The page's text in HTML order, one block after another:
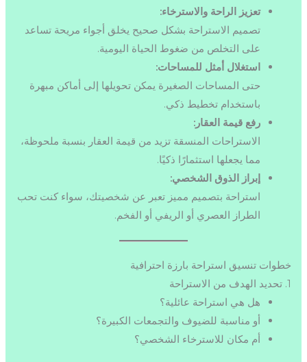
تعزيز الراحة والاسترخاء:
تصميم الاستراحة بشكل صحيح يخلق أجواء مريحة تساعد
على التخلص من ضغوط الحياة اليومية.
استغلال أمثل للمساحات:
حتى المساحات الصغيرة يمكن تحويلها إلى أماكن مبهرة
باستخدام تخطيط ذكي.
رفع قيمة العقار:
الاستراحات المنسقة تزيد من قيمة العقار بنسبة ملحوظة،
مما يجعلها استثمارًا ذكيًا.
إبراز الذوق الشخصي:
استراحة بتصميم مميز تعبر عن شخصيتك، سواء كنت تحب
الطراز العصري أو الريفي أو الفخم.
خطوات تنسيق استراحة بارزة احترافية
1. تحديد الهدف من الاستراحة
هل هي استراحة عائلية؟
أو مناسبة للضيوف والتجمعات الكبيرة؟
أم مكان للاسترخاء الشخصي؟